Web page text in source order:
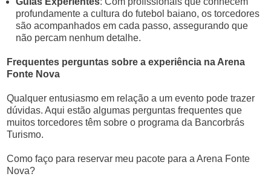
profundamente a cultura do futebol baiano, os torcedores
são acompanhados em cada passo, assegurando que
não percam nenhum detalhe.
Frequentes perguntas sobre a experiência na Arena
Fonte Nova
Qualquer entusiasmo em relação a um evento pode trazer
dúvidas. Aqui estão algumas perguntas frequentes que
muitos torcedores têm sobre o programa da Bancorbrás
Turismo.
Como faço para reservar meu pacote para a Arena Fonte
Nova?